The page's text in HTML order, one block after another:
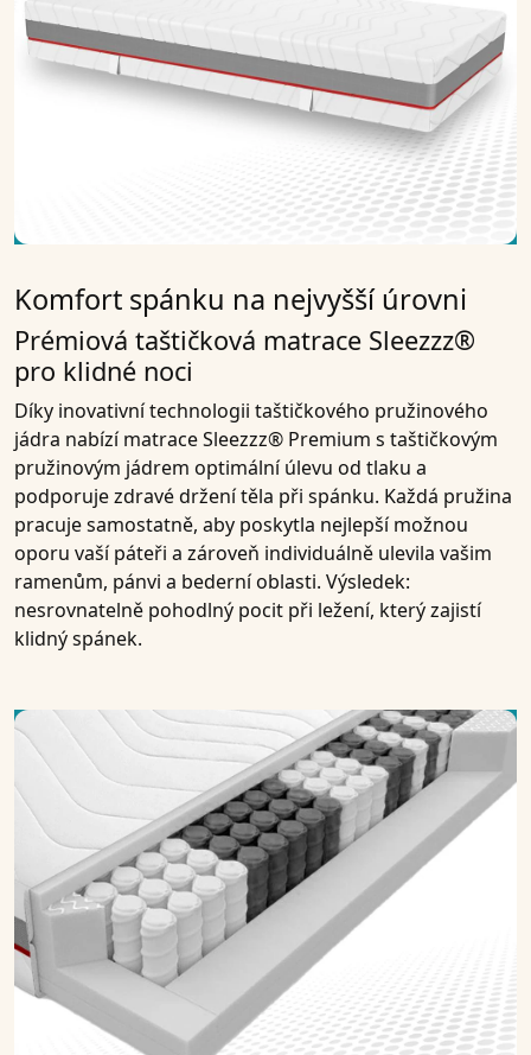
Komfort spánku na nejvyšší úrovni
Prémiová taštičková matrace Sleezzz®
pro klidné noci
Díky inovativní technologii taštičkového pružinového
jádra nabízí matrace Sleezzz® Premium s taštičkovým
pružinovým jádrem optimální úlevu od tlaku a
podporuje zdravé držení těla při spánku. Každá pružina
pracuje samostatně, aby poskytla nejlepší možnou
oporu vaší páteři a zároveň individuálně ulevila vašim
ramenům, pánvi a bederní oblasti. Výsledek:
nesrovnatelně pohodlný pocit při ležení, který zajistí
klidný spánek.